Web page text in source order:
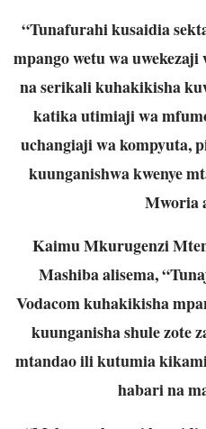
“Tunafurahi kusaidia
mpango wetu wa
na serikali kuhakikisha
katika utimiaji wa
uchangiaji wa kompyuta,
kuunganishwa kwenye
Mworia
Kaimu Mkurugenzi
Mashiba alisema,
Vodacom kuhakikisha
kuunganisha shule zote
mtandao ili kutumia
habari na